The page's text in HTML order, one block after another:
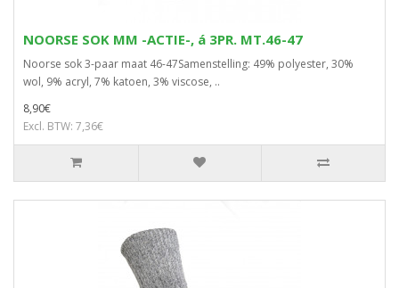
NOORSE SOK MM -ACTIE-, á 3PR. MT.46-47
Noorse sok 3-paar maat 46-47Samenstelling: 49% polyester, 30%
wol, 9% acryl, 7% katoen, 3% viscose, ..
8,90€
Excl. BTW: 7,36€